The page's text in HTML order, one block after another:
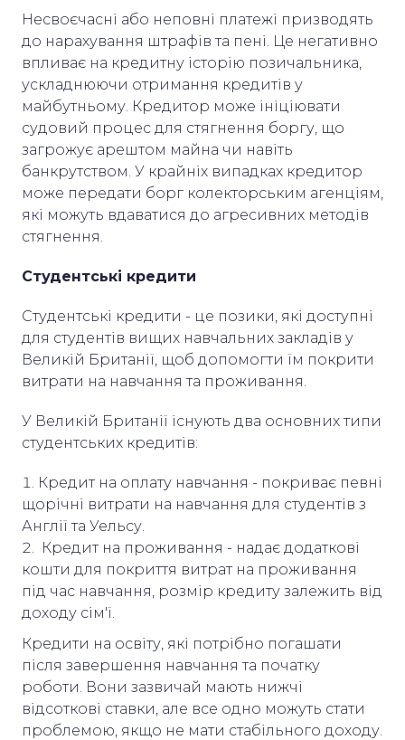
Несвоєчасні або неповні платежі призводять
до нарахування штрафів та пені. Це негативно
впливає на кредитну історію позичальника,
ускладнюючи отримання кредитів у
майбутньому. Кредитор може ініціювати
судовий процес для стягнення боргу, що
загрожує арештом майна чи навіть
банкрутством. У крайніх випадках кредитор
може передати борг колекторським агенціям,
які можуть вдаватися до агресивних методів
стягнення.
Студентські кредити
Студентські кредити - це позики, які доступні
для студентів вищих навчальних закладів у
Великій Британії, щоб допомогти їм покрити
витрати на навчання та проживання.
У Великій Британії існують два основних типи
студентських кредитів:
Кредит на оплату навчання - покриває певні
щорічні витрати на навчання для студентів з
Англії та Уельсу.
Кредит на проживання - надає додаткові
кошти для покриття витрат на проживання
під час навчання, розмір кредиту залежить від
доходу сім'ї.
Кредити на освіту, які потрібно погашати
після завершення навчання та початку
роботи. Вони зазвичай мають нижчі
відсоткові ставки, але все одно можуть стати
проблемою, якщо не мати стабільного доходу.